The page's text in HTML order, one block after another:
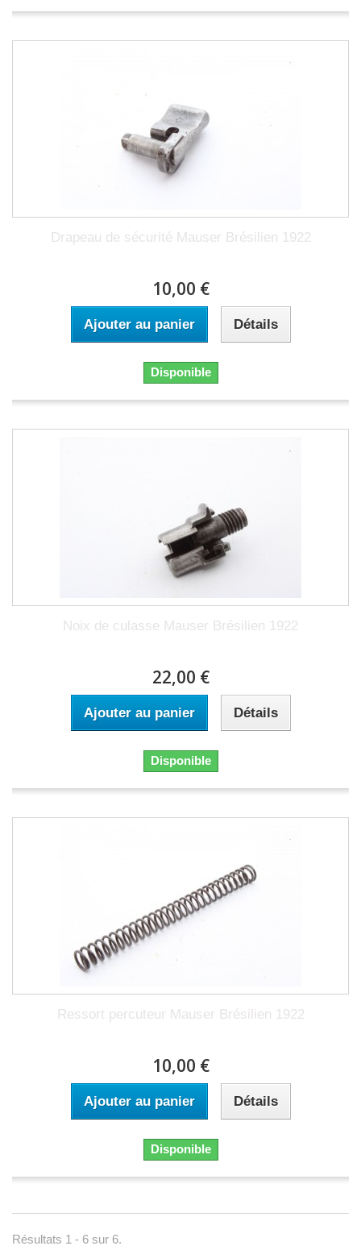
Drapeau de sécurité Mauser Brésilien 1922
10,00 €
Ajouter au panier Détails
Disponible
Noix de culasse Mauser Brésilien 1922
22,00 €
Ajouter au panier Détails
Disponible
Ressort percuteur Mauser Brésilien 1922
10,00 €
Ajouter au panier Détails
Disponible
Résultats 1 - 6 sur 6.